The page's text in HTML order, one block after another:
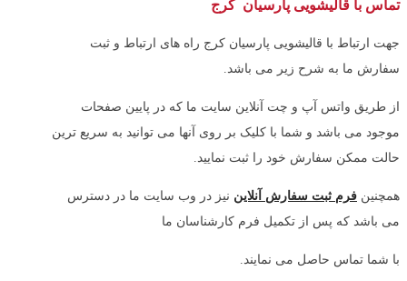
تماس با قالیشویی پارسیان کرج
جهت ارتباط با قالیشویی پارسیان کرج راه های ارتباط و ثبت
سفارش ما به شرح زیر می باشد.
از طریق واتس آپ و چت آنلاین سایت ما که در پایین صفحات
موجود می باشد و شما با کلیک بر روی آنها می توانید به سریع ترین
حالت ممکن سفارش خود را ثبت نمایید.
همچنین فرم ثبت سفارش آنلاین نیز در وب سایت ما در دسترس
می باشد که پس از تکمیل فرم کارشناسان ما
با شما تماس حاصل می نمایند.